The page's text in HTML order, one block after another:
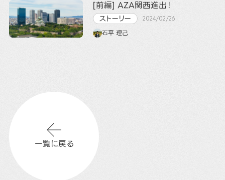
[前編] AZA関西進出！
ストーリー 2024/02/26
石平 理己
一覧に戻る